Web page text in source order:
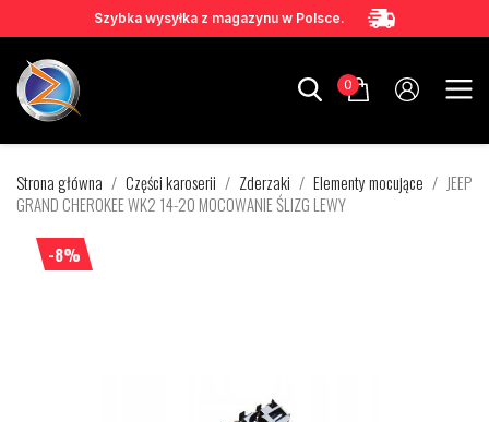
Szybka wysyłka z magazynu w Polsce.
0
Strona główna Części karoserii Zderzaki Elementy mocujące
JEEP
GRAND CHEROKEE WK2 14-20 MOCOWANIE ŚLIZG LEWY
-8%